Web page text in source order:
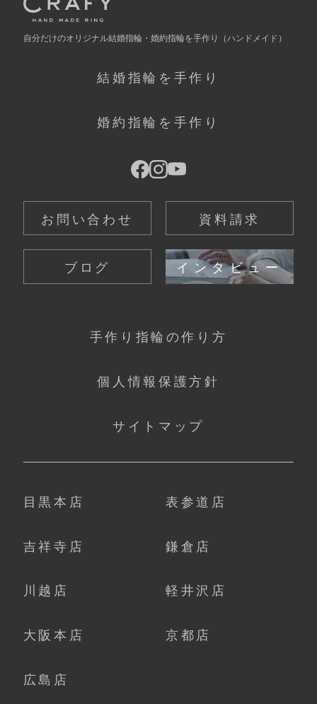
自分だけのオリジナル結婚指輪・婚約指輪を手作り （ハンドメイド）
結婚指輪を手作り
婚約指輪を手作り
お問い合わせ 資料請求
ブログ インタビュー
手作り指輪の作り方
個人情報保護方針
サイトマップ
目黒本店 表参道店
吉祥寺店 鎌倉店
川越店 軽井沢店
大阪本店 京都店
広島店